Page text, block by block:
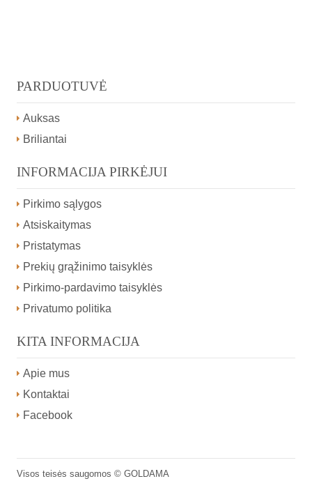
PARDUOTUVĖ
Auksas
Briliantai
INFORMACIJA PIRKĖJUI
Pirkimo sąlygos
Atsiskaitymas
Pristatymas
Prekių grąžinimo taisyklės
Pirkimo-pardavimo taisyklės
Privatumo politika
KITA INFORMACIJA
Apie mus
Kontaktai
Facebook
Visos teisės saugomos © GOLDAMA